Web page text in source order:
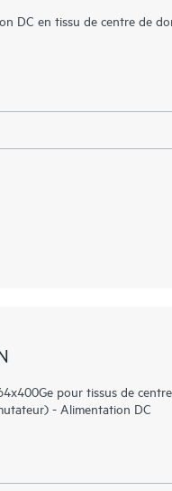
DC en tissu de centre de
pour tissus de
- Alimentation DC